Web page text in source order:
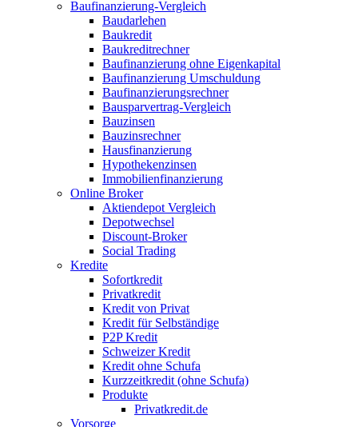
Baufinanzierung-Vergleich
Baudarlehen
Baukredit
Baukreditrechner
Baufinanzierung ohne Eigenkapital
Baufinanzierung Umschuldung
Baufinanzierungsrechner
Bausparvertrag-Vergleich
Bauzinsen
Bauzinsrechner
Hausfinanzierung
Hypothekenzinsen
Immobilienfinanzierung
Online Broker
Aktiendepot Vergleich
Depotwechsel
Discount-Broker
Social Trading
Kredite
Sofortkredit
Privatkredit
Kredit von Privat
Kredit für Selbständige
P2P Kredit
Schweizer Kredit
Kredit ohne Schufa
Kurzzeitkredit (ohne Schufa)
Produkte
Privatkredit.de
Vorsorge